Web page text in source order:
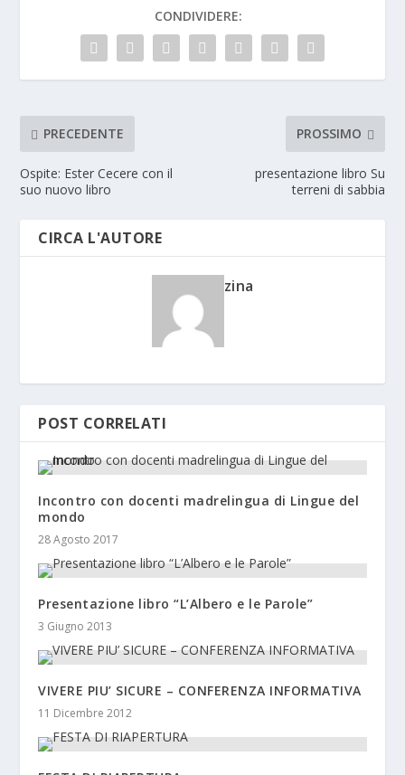
CONDIVIDERE:
PRECEDENTE
Ospite: Ester Cecere con il
suo nuovo libro
PROSSIMO
presentazione libro Su
terreni di sabbia
CIRCA L'AUTORE
zina
POST CORRELATI
Incontro con docenti madrelingua di Lingue del
mondo
28 Agosto 2017
Presentazione libro “L’Albero e le Parole”
3 Giugno 2013
VIVERE PIU’ SICURE – CONFERENZA INFORMATIVA
11 Dicembre 2012